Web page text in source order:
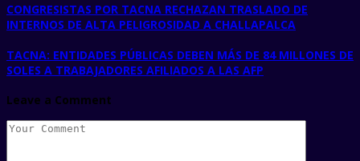
CONGRESISTAS POR TACNA RECHAZAN TRASLADO DE
INTERNOS DE ALTA PELIGROSIDAD A CHALLAPALCA
TACNA: ENTIDADES PÚBLICAS DEBEN MÁS DE 84 MILLONES DE
SOLES A TRABAJADORES AFILIADOS A LAS AFP
Leave a Comment